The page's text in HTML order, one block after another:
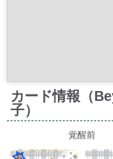
カード情報（
子）
覚醒前